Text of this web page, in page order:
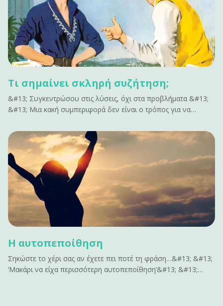
Τι σημαίνει σκληρή συζήτηση;
&#13; Συγκεντρώσου στις λύσεις, όχι στα προβλήματα &#13;
&#13; Μια κακή συμπεριφορά δεν είναι ο τρόπος για να
δεν έχουν αποτέλεσμα. Δεν εμπνέει αλλαγή. Κάνει μόνο τους
ανθρώπους αμυντικούς. Αν έχεις να&hellip;
Η αυτοπεποίθηση
Σηκώστε το χέρι σας αν έχετε πει ποτέ τη φράση…&#13; &#13;
‘Μακάρι να είχα περισσότερη αυτοπεποίθηση’&#13; &#13;